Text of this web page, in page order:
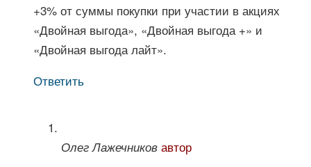
+3% от суммы покупки при участии в акциях
«Двойная выгода», «Двойная выгода +» и
«Двойная выгода лайт».
Ответить
Олег Лажечников автор